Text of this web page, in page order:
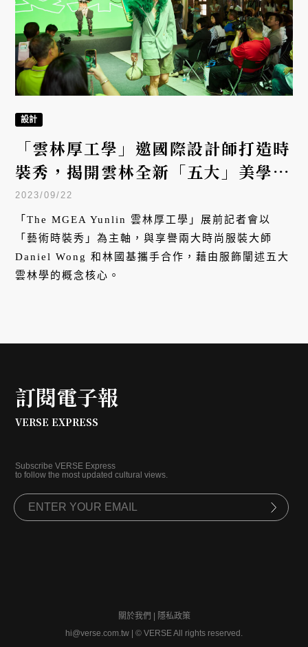
設計
「雲林厚工學」邀國際設計師打造時
裝秀，揭開雲林全新「五大」美學視
角
2023/09/22
「The MGEA Yunlin 雲林厚工學」展前記者會以
「藝術時裝秀」為主軸，與享譽兩大時尚服裝大師
Daniel Wong 和林國基攜手合作，藉由服飾闡述五大
雲林學的概念核心。
訂閱電子報
VERSE EXPRESS
Subscribe VERSE Express
to follow the most updated cultural views.
關於我們
隱私政策
hi@verse.com.tw
© VERSE All rights reserved.